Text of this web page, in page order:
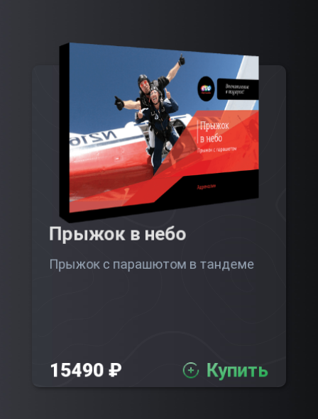
Прыжок в небо
Прыжок с парашютом в тандеме
15490 ₽ Купить